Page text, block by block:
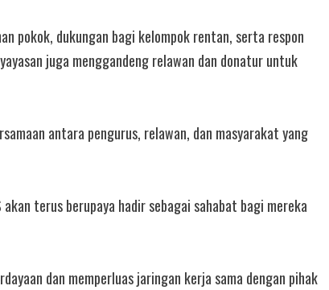
pokok, dukungan bagi kelompok rentan, serta respon
juga menggandeng relawan dan donatur untuk
antara pengurus, relawan, dan masyarakat yang
terus berupaya hadir sebagai sahabat bagi mereka
dan memperluas jaringan kerja sama dengan pihak